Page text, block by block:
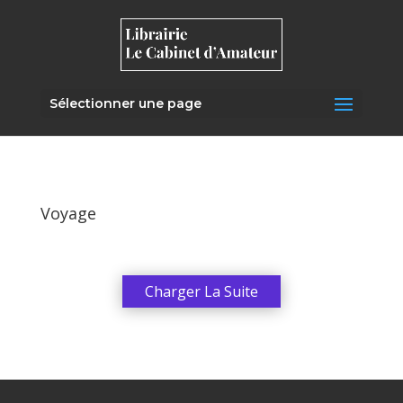
Sélectionner une page
Voyage
Charger La Suite